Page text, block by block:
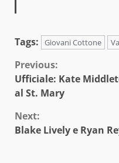
Tags: Giovani Cottone
Continue
Reading
Previous:
Ufficiale: Kate
al St. Mary
Next:
Blake Lively e Ryan